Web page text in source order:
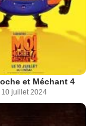
et Méchant 4
10 juillet 2024